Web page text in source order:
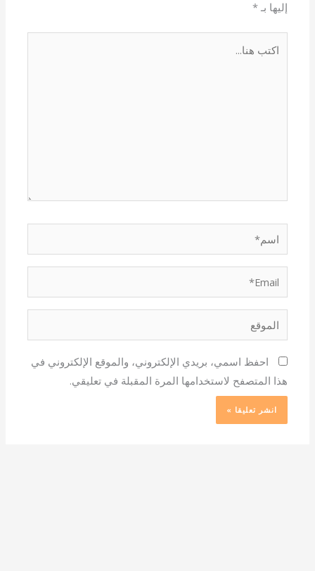
إليها بـ*
اسم*
Email*
الموقع
احفظ اسمي، بريدي الإلكتروني، والموقع الإلكتروني في
هذا المتصفح لاستخدامها المرة المقبلة في تعليقي.